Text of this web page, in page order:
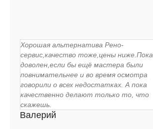
Хорошая альтернатива Рено-
сервис,качество тоже,цены ниже.Пока
доволен,если бы ещё мастера были
повнимательнее и во время осмотра
говорили о всех недостатках. А пока
качественно делают только то, что
скажешь.
Валерий